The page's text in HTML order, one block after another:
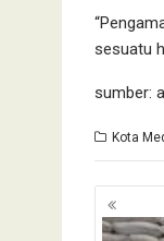
sesuatu
sumber:
Kota
pos